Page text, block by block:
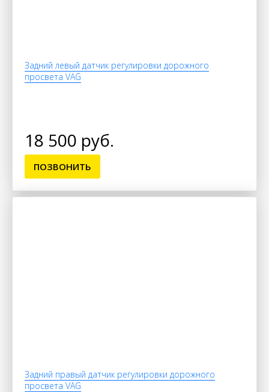
Задний левый датчик регулировки дорожного
просвета VAG
18 500 руб.
ПОЗВОНИТЬ
Задний правый датчик регулировки дорожного
просвета VAG